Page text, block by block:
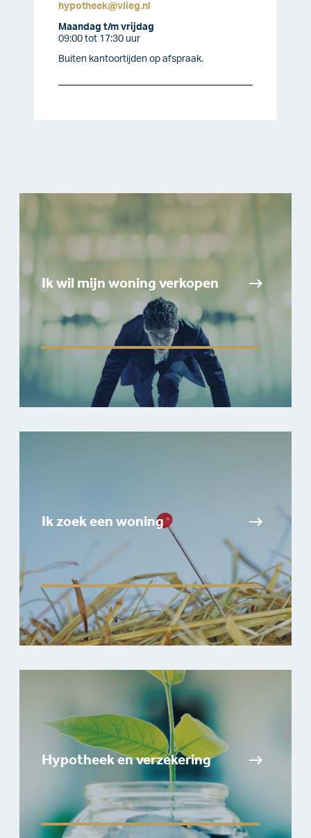
hypotheek@vlieg.nl
Maandag t/m vrijdag
09:00 tot 17:30 uur
Buiten kantoortijden op afspraak.
Ik wil mijn woning verkopen
Ik zoek een woning
Hypotheek en verzekering